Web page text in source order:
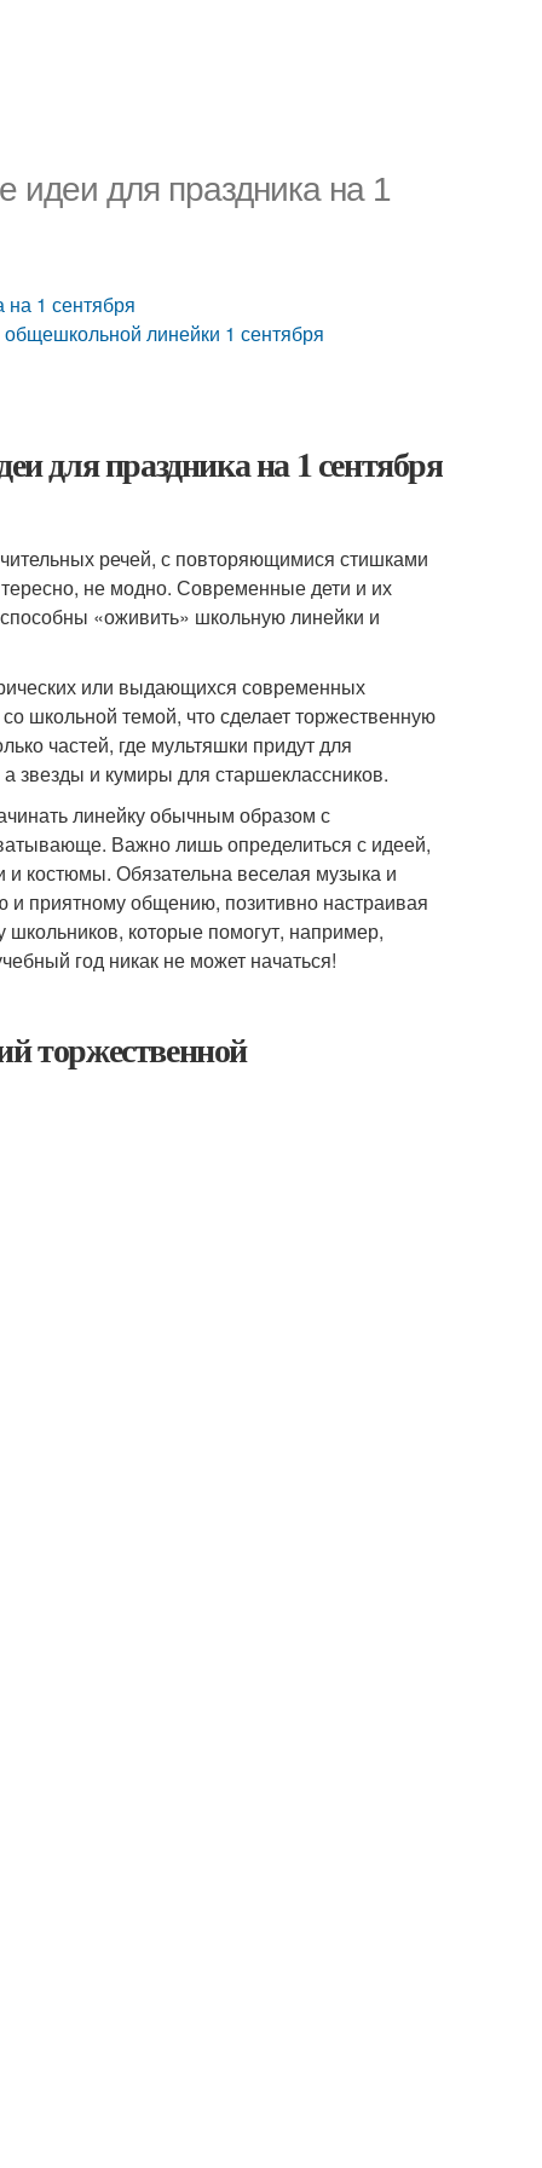
идеи для праздника на 1
1 сентября
линейки 1 сентября
для праздника на 1 сентября
речей, с повторяющимися стишками
не модно. Современные дети и их
способны «оживить» школьную линейки и
или выдающихся современных
школьной темой, что сделает торжественную
частей, где мультяшки придут для
звезды и кумиры для старшеклассников.
линейку обычным образом с
Важно лишь определиться с идеей,
и костюмы. Обязательна веселая музыка и
приятному общению, позитивно настраивая
школьников, которые помогут, например,
год никак не может начаться!
торжественной